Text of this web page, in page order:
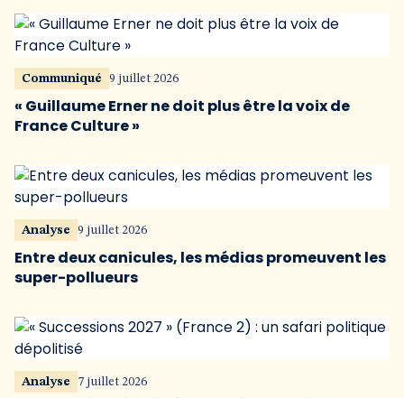
Communiqué 9 juillet 2026
« Guillaume Erner ne doit plus être la voix de
France Culture »
Analyse 9 juillet 2026
Entre deux canicules, les médias promeuvent les
super-pollueurs
Analyse 7 juillet 2026